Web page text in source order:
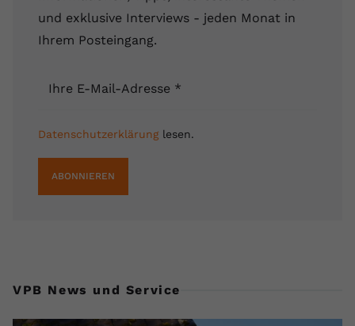
und exklusive Interviews - jeden Monat in
Ihrem Posteingang.
Ihre E-Mail-Adresse *
Datenschutzerklärunglesen.
ABONNIEREN
VPB News und Service